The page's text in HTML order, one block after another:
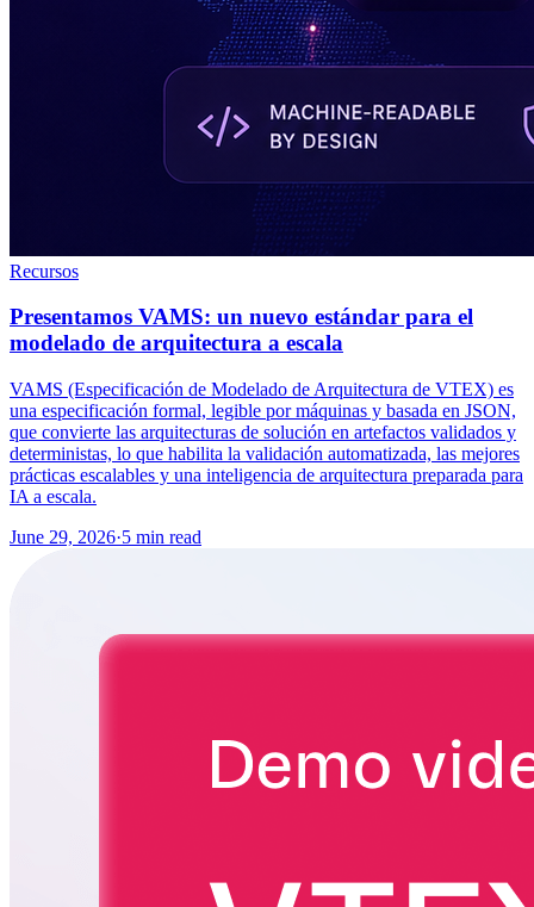
Recursos
Presentamos VAMS: un nuevo estándar para el
modelado de arquitectura a escala
VAMS (Especificación de Modelado de Arquitectura de VTEX) es
una especificación formal, legible por máquinas y basada en JSON,
que convierte las arquitecturas de solución en artefactos validados y
deterministas, lo que habilita la validación automatizada, las mejores
prácticas escalables y una inteligencia de arquitectura preparada para
IA a escala.
June 29, 2026·5 min read